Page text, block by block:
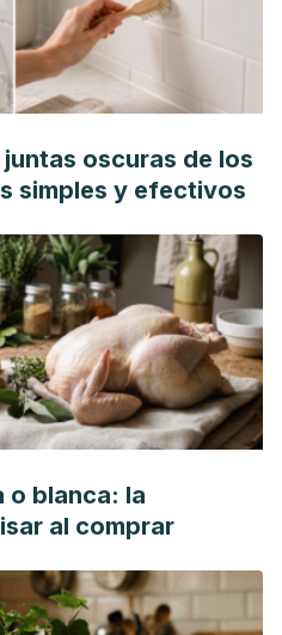
oscuras de los
simples y efectivos
o blanca: la
al comprar